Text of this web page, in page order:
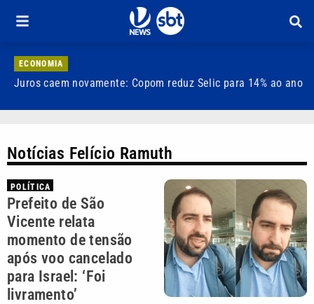
ECONOMIA
Juros caem novamente: Copom reduz Selic para 14% ao ano
Notícias Felício Ramuth
POLÍTICA
Prefeito de São
Vicente relata
momento de tensão
após voo cancelado
para Israel: ‘Foi
livramento’